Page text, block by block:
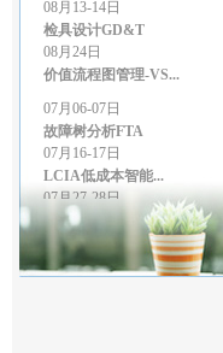
检具设计GD&T
08月24日
价值流程图管理-VS...
故障树分析FTA
07月16-17日
LCIA低成本智能...
07月27-28日
GD&T尺寸链公差叠...
07月27-28日
精益生产管理
08月03-04日